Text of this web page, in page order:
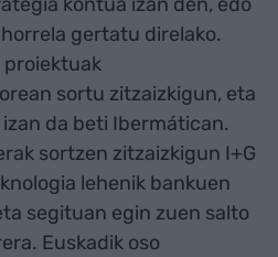
kontua izan den, edo
gertatu direlako.
proiektuak
sortu zitzaizkigun, eta
da beti Ibermátican.
sortzen zitzaizkigun I+G
lehenik bankuen
segituan egin zuen salto
Euskadik oso